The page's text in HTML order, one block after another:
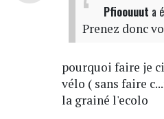
Pfioouuut a
Prenez donc
pourquoi faire je
vélo ( sans faire
la grainé l'ecolo